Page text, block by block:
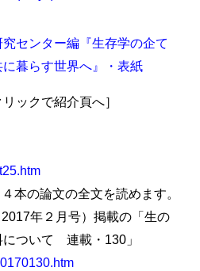
リックで紹介頁へ］
本の論文の全文を読めます。
2017年２月号）掲載の「生の
ついて 連載・130」